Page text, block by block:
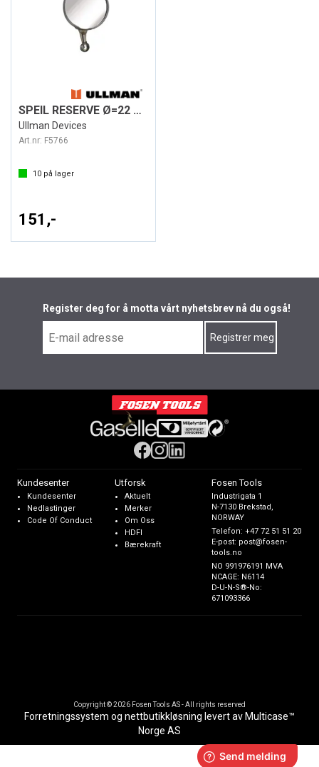
SPEIL RESERVE Ø=22 MM ULLMAN
Ullman Devices
Art.nr: F5766
10 på lager
151,-
Register deg for å motta vårt nyhetsbrev nå du også!
Kundesenter
Kundesenter
Nedlastinger
Code Of Conduct
Utforsk
Aktuelt
Merker
Om Oss
HDFI
Bærekraft
Fosen Tools
Industrigata 1
N-7130 Brekstad,
NORWAY
Telefon:+47 72 51 51 20
E-post: post@fosen-
tools.no
NO 991976191 MVA
NCAGE: N6114
D-U-N-S®-No:
671093366
Copyright © 2026 Fosen Tools AS - All rights reserved
Forretningssystem og nettbutikkløsning levert av Multicase™
Norge AS